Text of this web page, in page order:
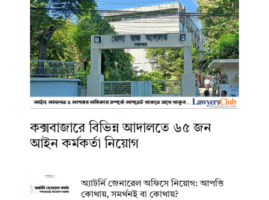
কক্সবাজারে বিভিন্ন আদালতে ৬৫ জন
আইন কর্মকর্তা নিয়োগ
অ্যাটর্নি জেনারেল অফিসে নিয়োগ: আপত্তি
কোথায়, সমর্থনই বা কোথায়?